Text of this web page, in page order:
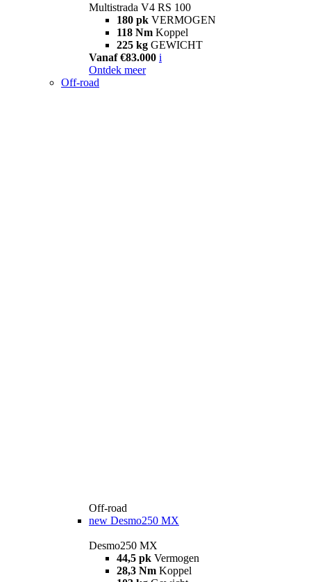
Multistrada V4 RS 100
180 pk VERMOGEN
118 Nm Koppel
225 kg GEWICHT
Vanaf €83.000 i
Ontdek meer
Off-road
Off-road
new Desmo250 MX
Desmo250 MX
44,5 pk Vermogen
28,3 Nm Koppel